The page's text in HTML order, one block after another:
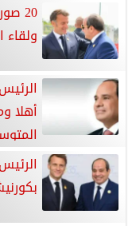
20
أهلا